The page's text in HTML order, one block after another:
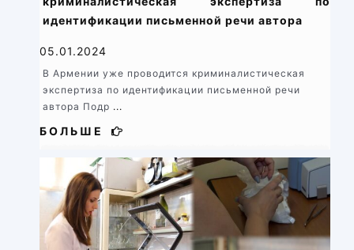
идентификации письменной речи автора
05.01.2024
В Армении уже проводится криминалистическая
экспертиза по идентификации письменной речи
автора Подр ...
БОЛЬШЕ